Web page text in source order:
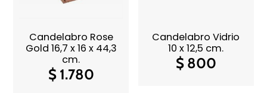
Candelabro Rose
Gold 16,7 x 16 x 44,3
cm.
$1.780
Candelabro Vidrio
10 x 12,5 cm.
$800